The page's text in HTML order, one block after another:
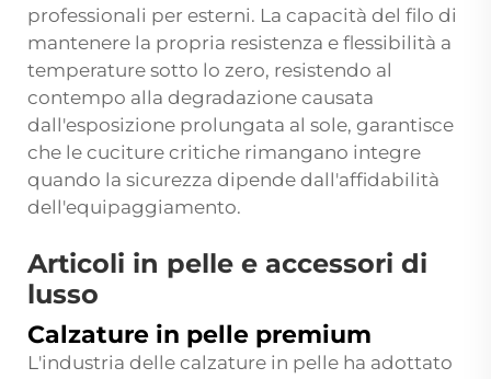
professionali per esterni. La capacità del filo di
mantenere la propria resistenza e flessibilità a
temperature sotto lo zero, resistendo al
contempo alla degradazione causata
dall'esposizione prolungata al sole, garantisce
che le cuciture critiche rimangano integre
quando la sicurezza dipende dall'affidabilità
dell'equipaggiamento.
Articoli in pelle e accessori di
lusso
Calzature in pelle premium
L'industria delle calzature in pelle ha adottato